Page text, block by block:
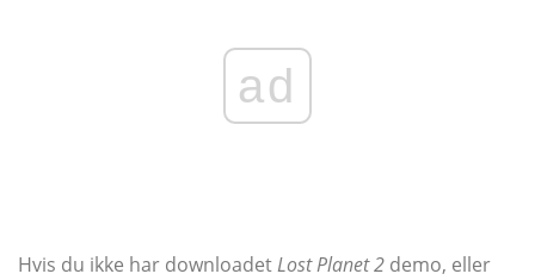
ad
Hvis du ikke har downloadetLost Planet 2 demo, eller